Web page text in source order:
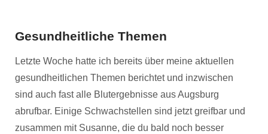
Gesundheitliche Themen
Letzte Woche hatte ich bereits über meine aktuellen
gesundheitlichen Themen berichtet und inzwischen
sind auch fast alle Blutergebnisse aus Augsburg
abrufbar. Einige Schwachstellen sind jetzt greifbar und
zusammen mit Susanne, die du bald noch besser